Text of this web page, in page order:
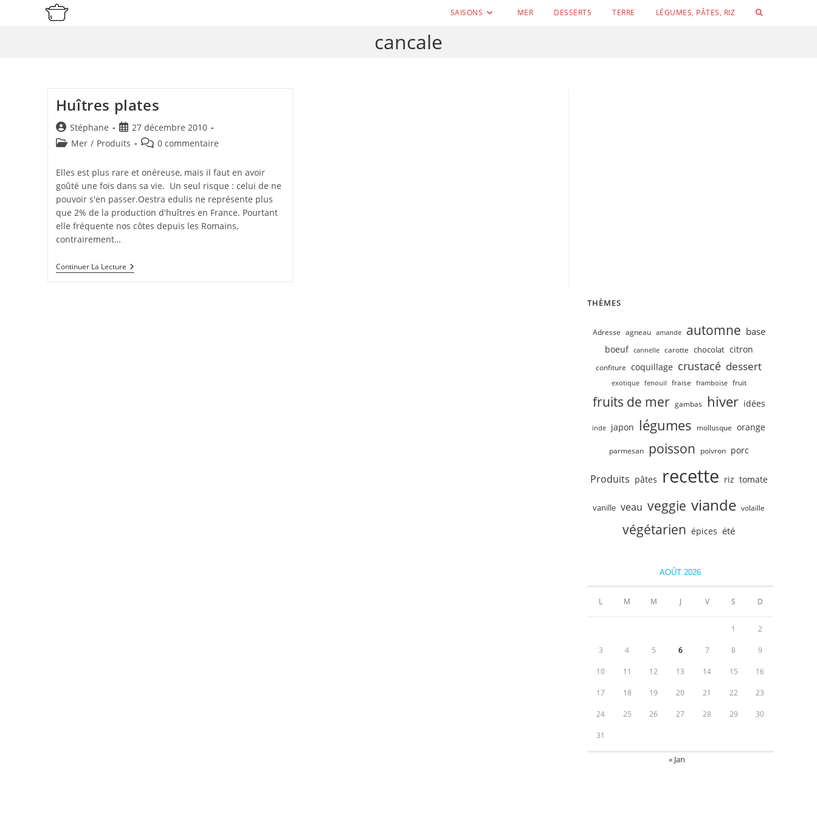
SAISONS MER DESSERTS TERRE LÉGUMES, PÂTES, RIZ TOGGLE
cancale
Huîtres plates
Auteur/autrice
de
Stéphane
Publication
publiée :
27 décembre 2010
PostMer / Produits
Commentaires
la
publication :
0 commentaire
Elles est plus rare et onéreuse, mais il faut en avoir
goûté une fois dans sa vie. Un seul risque : celui de ne
pouvoir s'en passer.Oestra edulis ne représente plus
que 2% de la production d'huîtres en France. Pourtant
elle fréquente nos côtes depuis les Romains,
contrairement…
Continuer La LectureHuîtres
Plates
THÈMES
Adresse agneau amande automne base
boeuf cannelle carotte chocolat citron
confiture coquillage crustacé dessert
exotique fenouil fraise framboise fruit
fruits de mer gambas hiver idées
inde japon légumes mollusque orange
parmesan poisson poivron porc
Produits pâtes recette riz tomate
vanille veau veggie viande volaille
végétarien épices été
AOÛT 2026
L M M J V S D
1 2
3 4 5 6 7 8 9
10 11 12 13 14 15 16
17 18 19 20 21 22 23
24 25 26 27 28 29 30
31
« Jan